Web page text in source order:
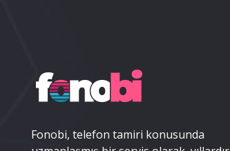
Fonobi, telefon tamiri konusunda